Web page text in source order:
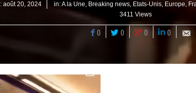
août 20, 2024 in:A la Une, Breaking news, Etats-Unis, Europe,
3411 Views
0 0 0 0